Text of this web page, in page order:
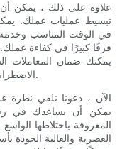
علاوة على ذلك ، يمكن
تبسيط عمليات عملك.
في الوقت المناسب
فرقًا كبيرًا في كفاءة
يمكنك ضمان المعاملات
الاضطرابات المحتملة في سلسلة التوريد الخاصة بك.
الآن ، دعونا نلقي
يمكن أن يساعدك في
العصرية والعالية الجودة